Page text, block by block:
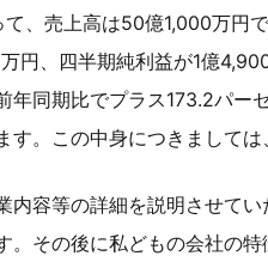
、売上高は50億1,000万円
円、四半期純利益が1億
年同期比でプラス173.2パー
す。この中身につきまして
内容等の詳細を説明させて
。その後に私どもの会社の